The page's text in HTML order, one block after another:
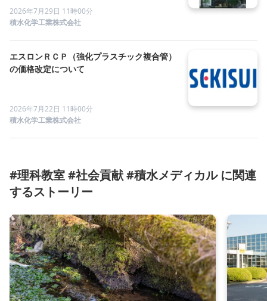
2026年7月29日 11時00分
積水化学工業株式会社
エスロンＲＣＰ（強化プラスチック複合管）
の価格改定について
2026年7月22日 11時00分
積水化学工業株式会社
#理科教室 #社会貢献 #積水メディカル に関連
するストーリー